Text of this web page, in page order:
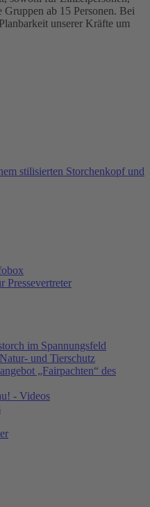
Gruppen ab 15 Personen. Bei
unserer Kräfte um
Pressevertreter
im Spannungsfeld
und Tierschutz
„Fairpachten“ des
- Videos